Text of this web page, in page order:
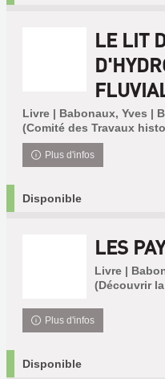
LE LIT
Livre | Babonaux, Yves |
(Comité des Travaux
Plus d'infos
Disponible
LES
Livre |
(Découvrir
Plus d'infos
Disponible